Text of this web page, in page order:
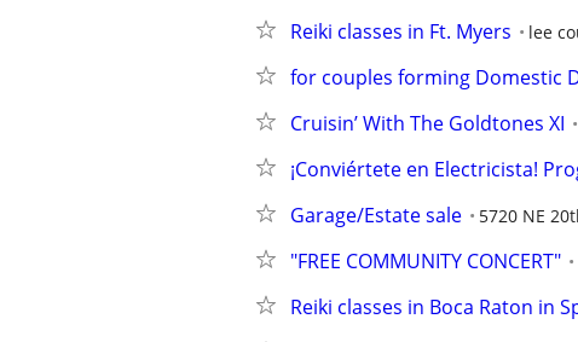
Reiki classes in Ft. Myers lee
for couples forming Domestic
Cruisin’ With The Goldtones XI
¡Conviértete en Electricista!
Garage/Estate sale 5720 NE
"FREE COMMUNITY CONCERT"
Reiki classes in Boca Raton in